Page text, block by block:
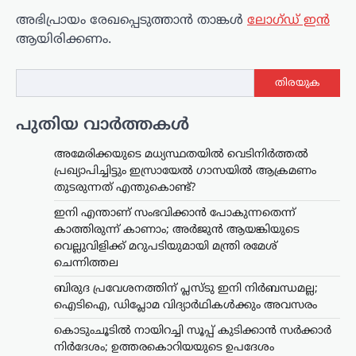
അഭിപ്രായം രേഖപ്പെടുത്താ‍ൻ താങ്കൾ ലോഗ്ഡ് ഇൻ
ആയിരിക്കണം.
തിരയുക
പുതിയ വാർത്തകൾ
അമേരിക്കയുടെ മധ്യസ്ഥതയിൽ വെടിനിർത്തൽ
പ്രഖ്യാപിച്ചിട്ടും ഇസ്രായേൽ ഗാസയിൽ ആക്രമണം
തുടരുന്നത് എന്തുകൊണ്ട്?
ഇനി എന്താണ് സംഭവിക്കാൻ പോകുന്നതെന്ന്
കാത്തിരുന്ന് കാണാം; അർജുൻ ആയങ്കിയുടെ
വെല്ലുവിളിക്ക് മറുപടിയുമായി മന്ത്രി രമേശ്
ചെന്നിത്തല
ബിരുദ പ്രവേശനത്തിന് പ്ലസ്ടു ഇനി നിർബന്ധമല്ല;
ഐടിഐ, ഡിപ്ലോമ വിദ്യാർഥികൾക്കും അവസരം
കൊടുംചൂടിൽ നായിറച്ചി സൂപ്പ് കുടിക്കാൻ സർക്കാർ
നിർദേശം; ഉത്തരകൊറിയയുടെ ഉപദേശം